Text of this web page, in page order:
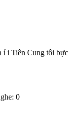
í i Tiên Cung tôi bực
0